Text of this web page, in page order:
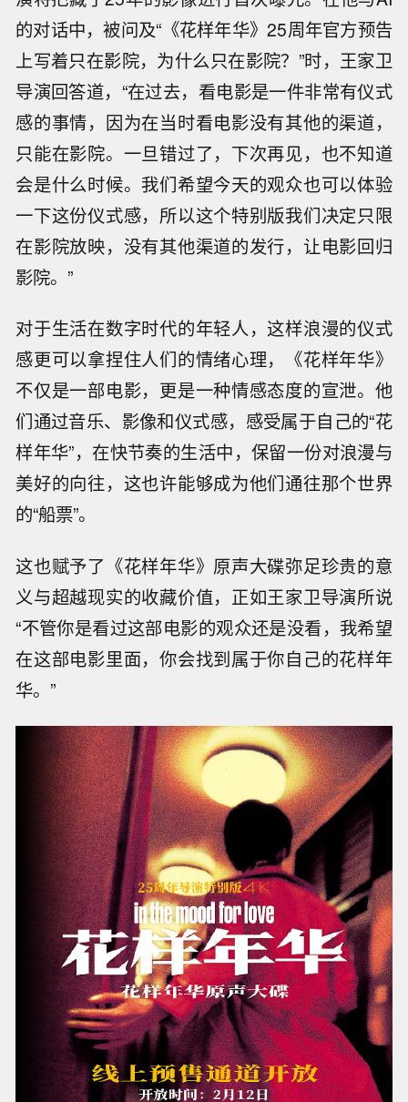
的对话中，被问及“《花样年华》25周年官方预告
上写着只在影院，为什么只在影院？”时，王家卫
导演回答道，“在过去，看电影是一件非常有仪式
感的事情，因为在当时看电影没有其他的渠道，
只能在影院。一旦错过了，下次再见，也不知道
会是什么时候。我们希望今天的观众也可以体验
一下这份仪式感，所以这个特别版我们决定只限
在影院放映，没有其他渠道的发行，让电影回归
影院。”
对于生活在数字时代的年轻人，这样浪漫的仪式
感更可以拿捏住人们的情绪心理，《花样年华》
不仅是一部电影，更是一种情感态度的宣泄。他
们通过音乐、影像和仪式感，感受属于自己的“花
样年华”，在快节奏的生活中，保留一份对浪漫与
美好的向往，这也许能够成为他们通往那个世界
的“船票”。
这也赋予了《花样年华》原声大碟弥足珍贵的意
义与超越现实的收藏价值，正如王家卫导演所说
“不管你是看过这部电影的观众还是没看，我希望
在这部电影里面，你会找到属于你自己的花样年
华。”